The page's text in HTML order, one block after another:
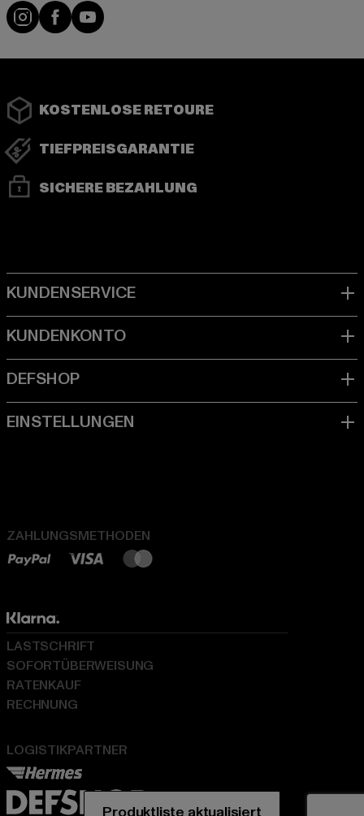
Instagram
FacebookYouTube
KOSTENLOSE RETOURE
TIEFPREISGARANTIE
SICHERE BEZAHLUNG
ZAHLUNGSMETHODEN
LOGISTIKPARTNER
LASTSCHRIFT
SOFORTÜBERWEISUNG
RATENKAUF
RECHNUNG